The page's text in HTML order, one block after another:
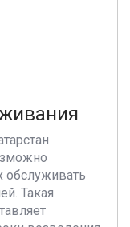
обслуживать
Такая